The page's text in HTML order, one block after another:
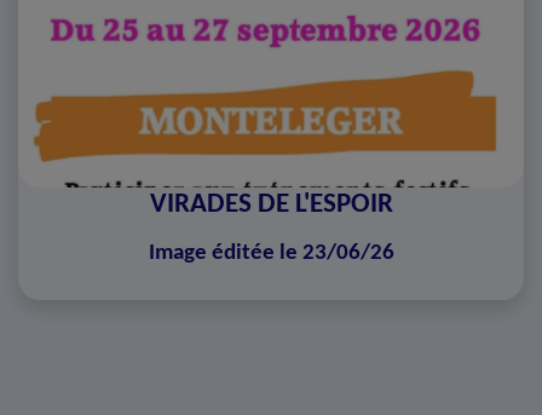
VIRADES DE L'ESPOIR
Image éditée le 23/06/26